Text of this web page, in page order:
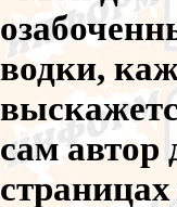
водки,
сам автор